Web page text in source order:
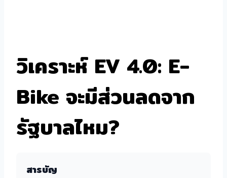
วิเคราะห์ EV 4.0: E-
Bike จะมีส่วนลดจาก
รัฐบาลไหม?
สารบัญ